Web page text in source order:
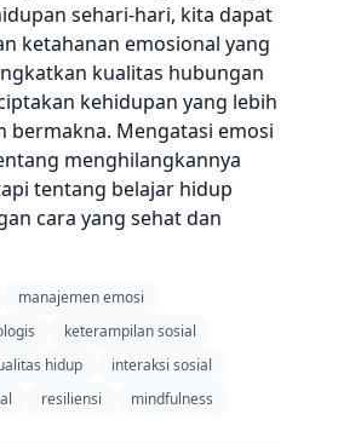
sehari-hari, kita dapat
ketahanan emosional yang
kualitas hubungan
kehidupan yang lebih
bermakna. Mengatasi emosi
menghilangkannya
tentang belajar hidup
cara yang sehat dan
manajemen emosi
keterampilan sosial
hidup
interaksi sosial
resiliensi mindfulness